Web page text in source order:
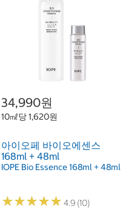
34,990원
10㎖당 1,620원
아이오페 바이오에센스
168ml + 48ml
IOPE Bio Essence 168ml + 48ml
★★★★★
★★★★★ 4.9 (10)